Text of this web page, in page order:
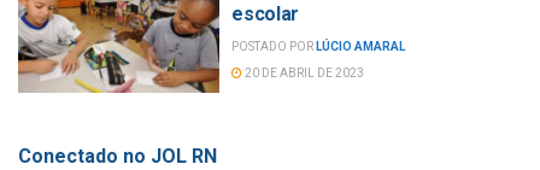
escolar
POSTADO POR LÚCIO AMARAL
20 DE ABRIL DE 2023
Conectado no JOL RN